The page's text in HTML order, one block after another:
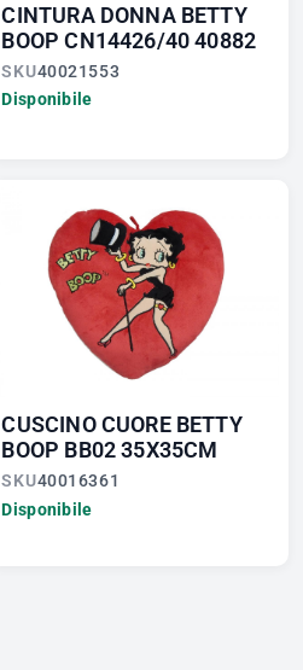
CINTURA DONNA BETTY
BOOP CN14426/40 40882
SKU40021553
Disponibile
CUSCINO CUORE BETTY
BOOP BB02 35X35CM
SKU40016361
Disponibile